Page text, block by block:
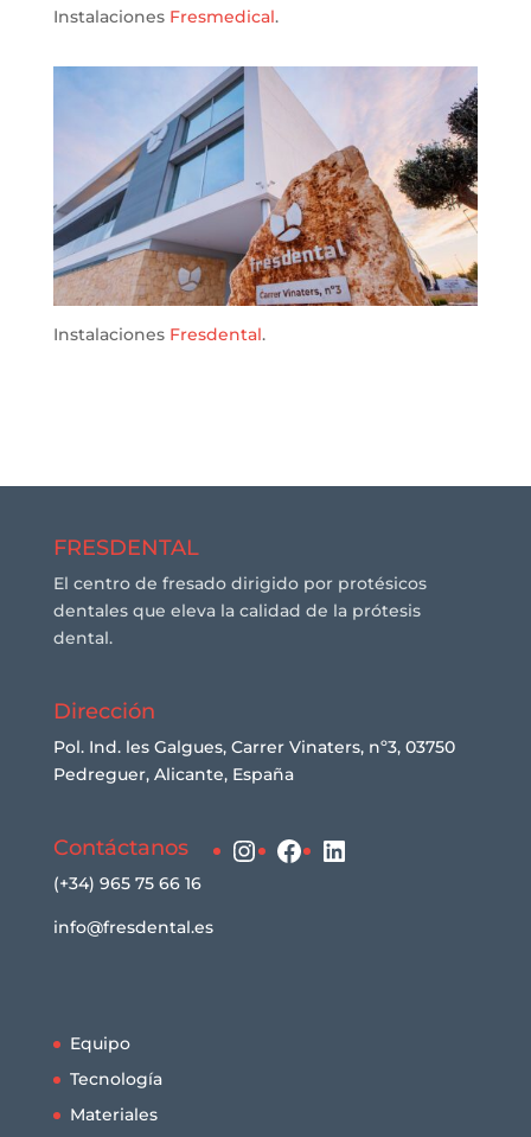
Instalaciones Fresmedical.
Instalaciones Fresdental.
FRESDENTAL
El centro de fresado dirigido por protésicos
dentales que eleva la calidad de la prótesis
dental.
Dirección
Pol. Ind. les Galgues, Carrer Vinaters, nº3, 03750
Pedreguer, Alicante, España
Contáctanos
(+34) 965 75 66 16
info@fresdental.es
Instagram
Facebook
LinkedIn
Equipo
Tecnología
Materiales